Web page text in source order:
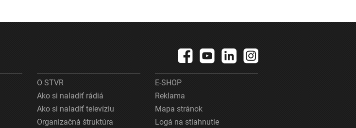
O STVR
Ako si naladiť rádiá
Ako si naladiť televíziu
Organizačná štruktúra
E-SHOP
Reklama
Mapa stránok
Logá na stiahnutie